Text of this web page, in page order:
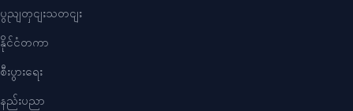
ပွညျတှငျးသတငျး
နိုင်ငံတကာ
စီးပွားရေး
နည်းပညာ